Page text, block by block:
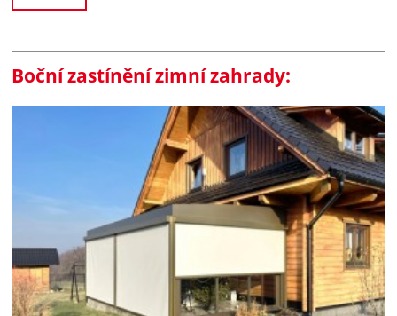
Boční zastínění zimní zahrady: